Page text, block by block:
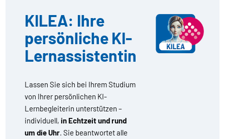
KILEA: Ihre
persönliche KI-
Lernassistentin
Lassen Sie sich bei Ihrem Studium
von Ihrer persönlichen KI-
Lernbegleiterin unterstützen –
individuell, in Echtzeit und rund
um die Uhr. Sie beantwortet alle